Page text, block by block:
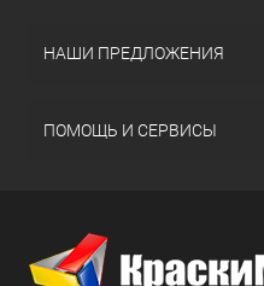
НАШИ ПРЕДЛОЖЕНИЯ
ПОМОЩЬ И СЕРВИСЫ